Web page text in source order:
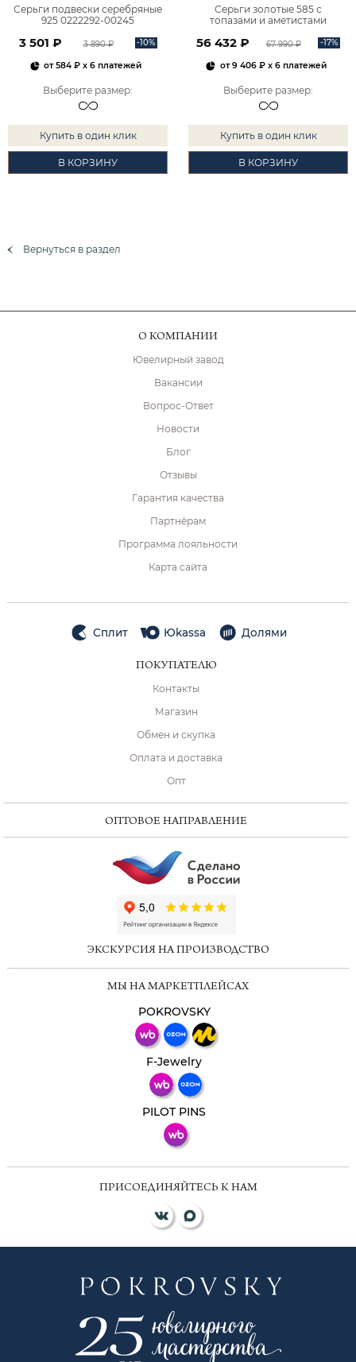
Серьги подвески серебряные
925 0222292-00245
3 501 ₽ 3 890 ₽ -10%
от584 ₽ x 6 платежей
Выберите размер:
Купить в один клик
В КОРЗИНУ
Серьги золотые 585 с
топазами и аметистами
56 432 ₽ 67 990 ₽ -17%
от9 406 ₽x 6 платежей
Выберите размер:
Купить в один клик
В КОРЗИНУ
Вернуться в раздел
О КОМПАНИИ
Ювелирный завод
Вакансии
Вопрос-Ответ
Новости
Блог
Отзывы
Гарантия качества
Партнёрам
Программа лояльности
Карта сайта
Сплит Юkassa Долями
ПОКУПАТЕЛЮ
Контакты
Магазин
Обмен и скупка
Оплата и доставка
Опт
ОПТОВОЕ НАПРАВЛЕНИЕ
ЭКСКУРСИЯ НА ПРОИЗВОДСТВО
МЫ НА МАРКЕТПЛЕЙСАХ
POKROVSKY
F-Jewelry
PILOT PINS
ПРИСОЕДИНЯЙТЕСЬ К НАМ